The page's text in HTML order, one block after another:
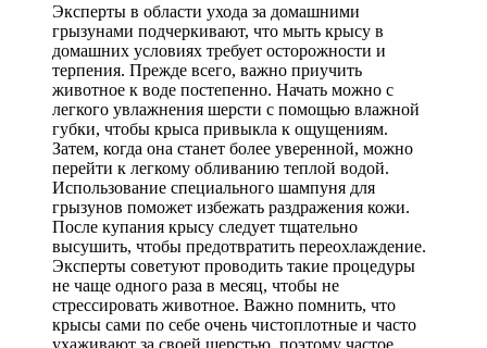
Эксперты в области ухода за домашними
грызунами подчеркивают, что мыть крысу в
домашних условиях требует осторожности и
терпения. Прежде всего, важно приучить
животное к воде постепенно. Начать можно с
легкого увлажнения шерсти с помощью влажной
губки, чтобы крыса привыкла к ощущениям.
Затем, когда она станет более уверенной, можно
перейти к легкому обливанию теплой водой.
Использование специального шампуня для
грызунов поможет избежать раздражения кожи.
После купания крысу следует тщательно
высушить, чтобы предотвратить переохлаждение.
Эксперты советуют проводить такие процедуры
не чаще одного раза в месяц, чтобы не
стрессировать животное. Важно помнить, что
крысы сами по себе очень чистоплотные и часто
ухаживают за своей шерстью, поэтому частое